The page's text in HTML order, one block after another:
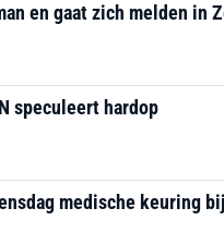
en gaat zich melden in
speculeert hardop
medische keuring